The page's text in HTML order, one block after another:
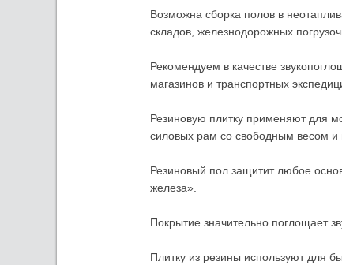
Возможна сборка полов в
складов, железнодорожных
Рекомендуем в качестве
магазинов и транспортных
Резиновую плитку применяют для
силовых рам со свободным весом и
Резиновый пол защитит любое
железа».
Покрытие значительно поглощает
Плитку из резины используют для